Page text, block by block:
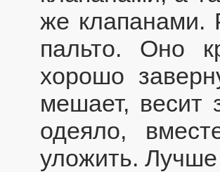
же клапанами.
пальто. Оно
хорошо
мешает, весит
одеяло,
уложить. Лучше